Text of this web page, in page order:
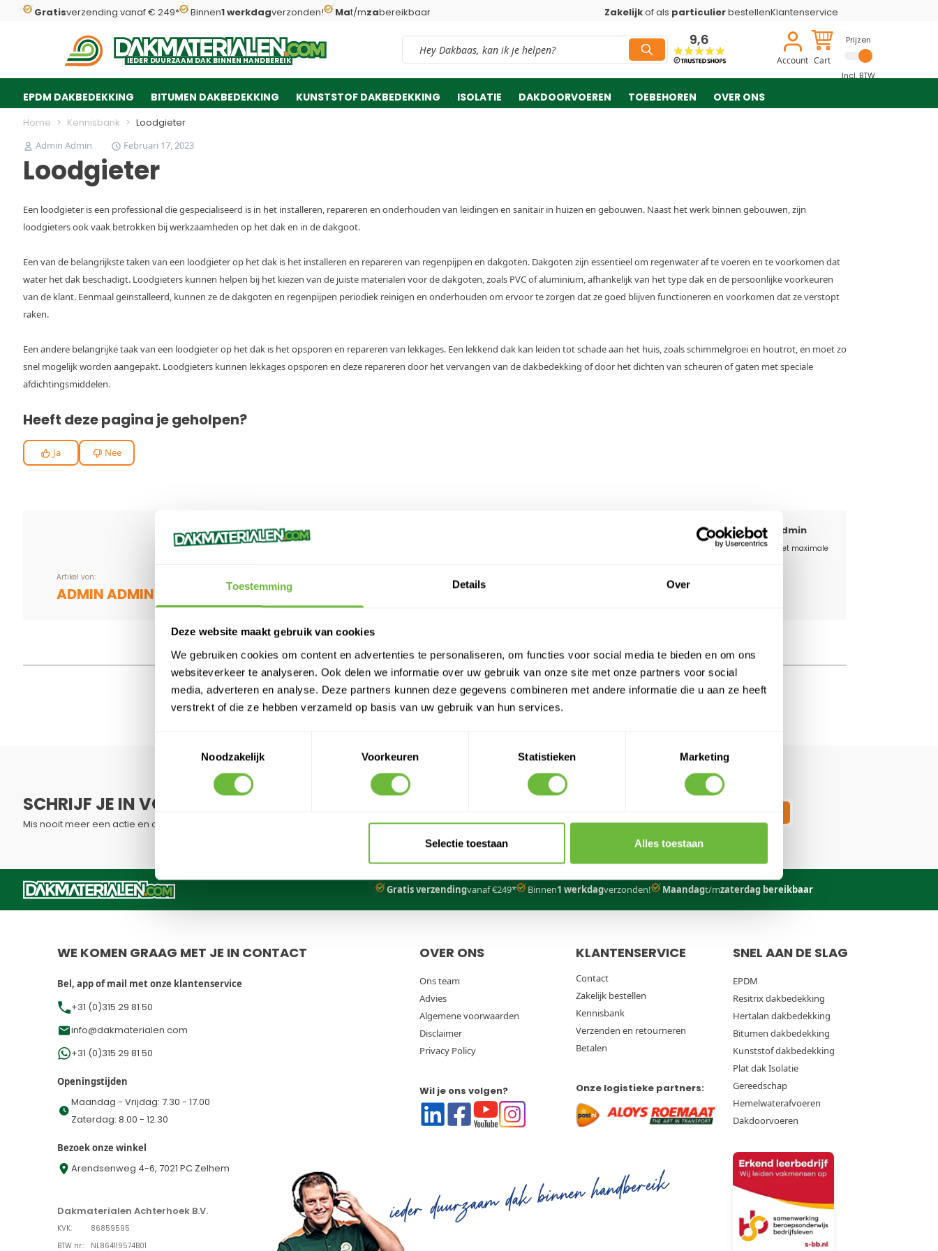
Toestemming Details Over
Deze website maakt gebruik van cookies
We gebruiken cookies om content en advertenties te personaliseren, om functies voor social media te bieden en om ons
websiteverkeer te analyseren. Ook delen we informatie over uw gebruik van onze site met onze partners voor social
media, adverteren en analyse. Deze partners kunnen deze gegevens combineren met andere informatie die u aan ze heeft
verstrekt of die ze hebben verzameld op basis van uw gebruik van hun services.
Noodzakelijk
Voorkeuren Statistieken Marketing
Selectie toestaan Alles toestaan
Gratisverzending vanaf € 249* Binnen1 werkdagverzonden! Mat/mzabereikbaar Zakelijkof als particulierbestellenKlantenservice
IEDERDUURZ AAMDAKB INNENHANDBERE IK
IEDERDUURZ AAMDAKB INNENHANDBERE IK
Dakmaterialen.com Vind snel jouw product 9,6
Account Cart
Prijzen
Incl. BTW
EPDM DAKBEDEKKING BITUMEN DAKBEDEKKING KUNSTSTOF DAKBEDEKKING ISOLATIE DAKDOORVOEREN TOEBEHOREN OVER ONS
Home > Kennisbank > Loodgieter
Admin Admin Februari 17, 2023
Loodgieter
Een loodgieter is een professional die gespecialiseerd is in het installeren, repareren en onderhouden van leidingen en sanitair in huizen en gebouwen. Naast het werk binnen gebouwen, zijn
loodgieters ook vaak betrokken bij werkzaamheden op het dak en in de dakgoot.
Een van de belangrijkste taken van een loodgieter op het dak is het installeren en repareren van regenpijpen en dakgoten. Dakgoten zijn essentieel om regenwater af te voeren en te voorkomen dat
water het dak beschadigt. Loodgieters kunnen helpen bij het kiezen van de juiste materialen voor de dakgoten, zoals PVC of aluminium, afhankelijk van het type dak en de persoonlijke voorkeuren
van de klant. Eenmaal geïnstalleerd, kunnen ze de dakgoten en regenpijpen periodiek reinigen en onderhouden om ervoor te zorgen dat ze goed blijven functioneren en voorkomen dat ze verstopt
raken.
Een andere belangrijke taak van een loodgieter op het dak is het opsporen en repareren van lekkages. Een lekkend dak kan leiden tot schade aan het huis, zoals schimmelgroei en houtrot, en moet zo
snel mogelijk worden aangepakt. Loodgieters kunnen lekkages opsporen en deze repareren door het vervangen van de dakbedekking of door het dichten van scheuren of gaten met speciale
afdichtingsmiddelen.
Heeft deze pagina je geholpen?
Ja Nee
Artikel von:
ADMIN ADMIN
Meer Dakbazen Dakblogs van Admin Admin
> Subsidie voor dakisolatie in 2026: zo haal je het maximale
> Kniebescherming op het werk
je volgende order met een max tot € 150
SCHRIJF JE IN VOOR ONZE NIEUWSBRIEF
Mis nooit meer een actie en ontvang direct een kortingscode.
ServicevoorwaardenvanGooglezijn van toepassing.
Gratis verzendingvanaf €249* Binnen1 werkdagverzonden! Maandagt/mzaterdag bereikbaar
WE KOMEN GRAAG MET JE IN CONTACT
Bel, app of mail met onze klantenservice
+31 (0)315 29 81 50
info@dakmaterialen.com
+31 (0)315 29 81 50
Openingstijden
Maandag - Vrijdag: 7.30 - 17.00
Zaterdag: 8.00 - 12.30
Bezoek onze winkel
Arendsenweg 4-6, 7021 PC Zelhem
Dakmaterialen Achterhoek B.V.
KVK:
86859595
BTW nr.:
NL864119574B01
OVER ONS
Ons team
Advies
Algemene voorwaarden
Disclaimer
Privacy Policy
Wil je ons volgen?
Linkedin FacebookYoutubeInstagram
KLANTENSERVICE
Contact
Zakelijk bestellen
Kennisbank
Verzenden en retourneren
Betalen
Onze logistieke partners:
SNEL AAN DE SLAG
EPDM
Resitrix dakbedekking
Hertalan dakbedekking
Bitumen dakbedekking
Kunststof dakbedekking
Plat dak Isolatie
Gereedschap
Hemelwaterafvoeren
Dakdoorvoeren